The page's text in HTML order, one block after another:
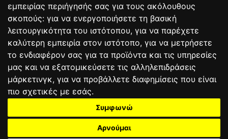
εμπειρίας περιήγησής σας για τους ακόλουθους
σκοπούς: για να ενεργοποιήσετε τη βασική
λειτουργικότητα του ιστότοπου, για να παρέχετε
καλύτερη εμπειρία στον ιστότοπο, για να μετρήσετε
το ενδιαφέρον σας για τα προϊόντα και τις υπηρεσίες
μας και να εξατομικεύσετε τις αλληλεπιδράσεις
μάρκετινγκ, για να προβάλλετε διαφημίσεις που είναι
πιο σχετικές με εσάς.
Συμφωνώ
Αρνούμαι
ΟΡΟΙ ΧΡΗΣΗΣΠΟΛΙΤΙΚΗ ΠΡΟΣΤΑΣΙΑΣ
ΑΓΩΝΕΣΑΠΟΤΕΛΕΣΜΑΤΑΑΓΟΡΑ